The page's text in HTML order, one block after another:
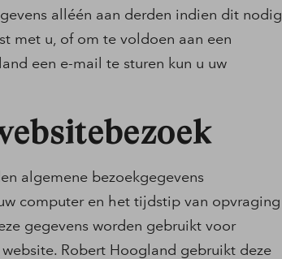
alléén aan derden indien dit nodig
met u, of om te voldoen aan een
een e-mail te sturen kun u uw
algemene bezoekgegevens
computer en het tijdstip van opvraging
gegevens worden gebruikt voor
Robert Hoogland gebruikt deze